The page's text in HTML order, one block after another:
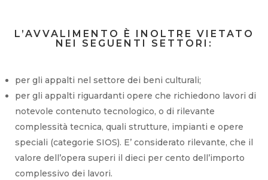
L’AVVALIMENTO È INOLTRE VIETATO
NEI SEGUENTI SETTORI:
per gli appalti nel settore dei beni culturali;
per gli appalti riguardanti opere che richiedono lavori di
notevole contenuto tecnologico, o di rilevante
complessità tecnica, quali strutture, impianti e opere
speciali (categorie SIOS). E’ considerato rilevante, che il
valore dell’opera superi il dieci per cento dell’importo
complessivo dei lavori.